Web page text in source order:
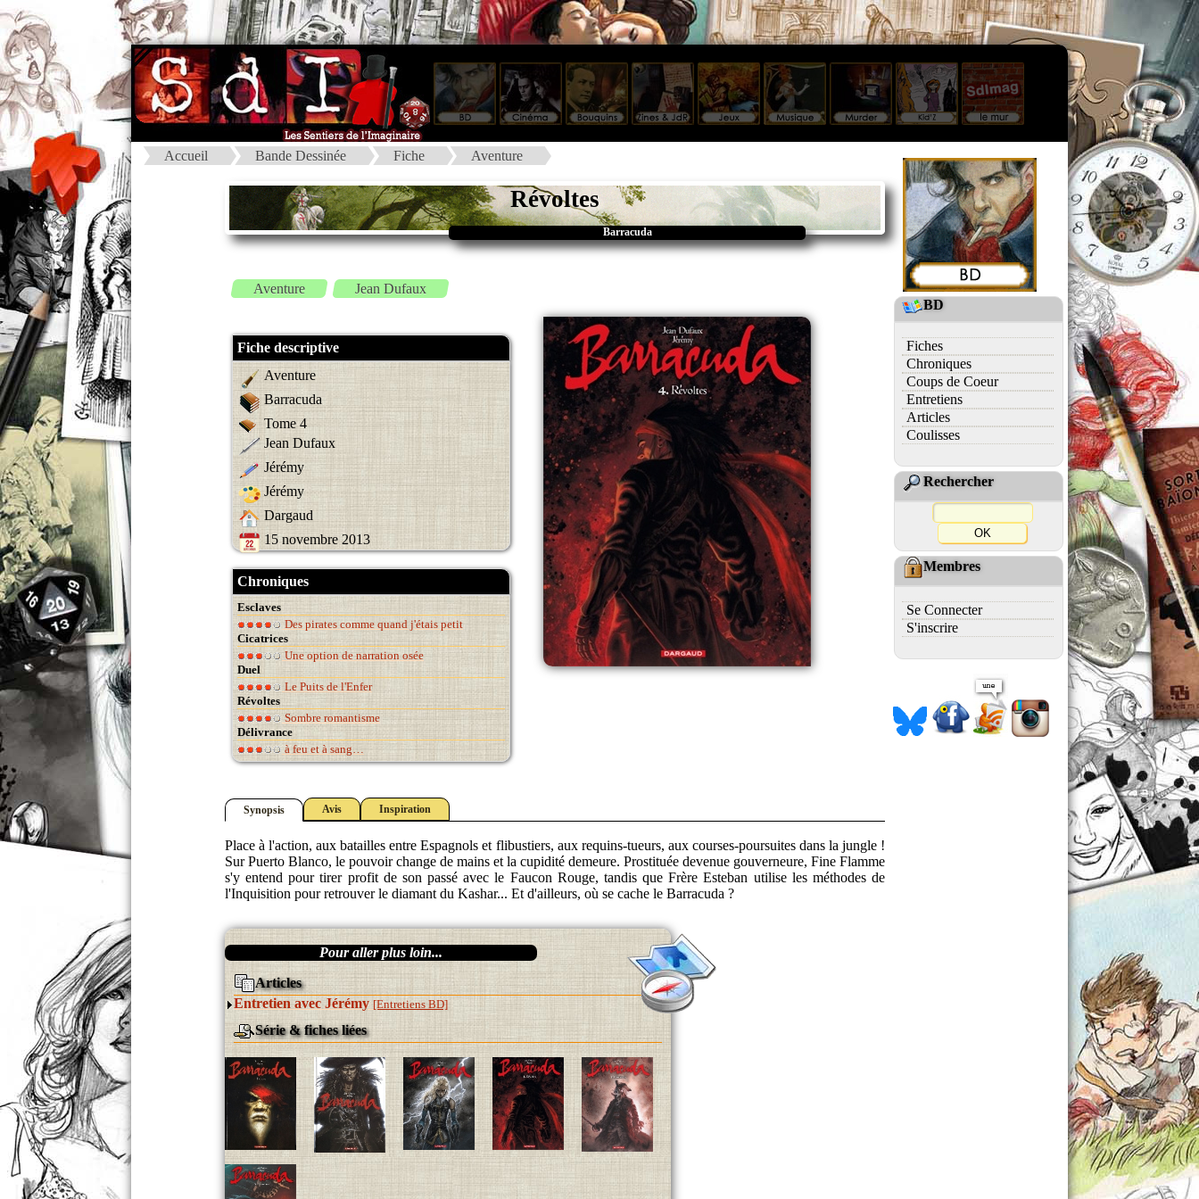
Accueil Bande Dessinée Fiche Aventure
Révoltes
Barracuda
Aventure Jean Dufaux
Fiche descriptive
Aventure
Barracuda
Tome 4
Jean Dufaux
Jérémy
Jérémy
Dargaud
15 novembre 2013
Chroniques
Esclaves
Des pirates comme quand j'étais petit
Cicatrices
Une option de narration osée
Duel
Le Puits de l'Enfer
Révoltes
Sombre romantisme
Délivrance
à feu et à sang…
Synopsis Avis Inspiration
Place à l'action, aux batailles entre Espagnols et flibustiers, aux requins-tueurs, aux courses-poursuites dans la jungle !
Sur Puerto Blanco, le pouvoir change de mains et la cupidité demeure. Prostituée devenue gouverneure, Fine Flamme
s'y entend pour tirer profit de son passé avec le Faucon Rouge, tandis que Frère Esteban utilise les méthodes de
l'Inquisition pour retrouver le diamant du Kashar... Et d'ailleurs, où se cache le Barracuda ?
Pour aller plus loin...
Articles
Entretien avec Jérémy [Entretiens BD]
Série & fiches liées
BD
Fiches
Chroniques
Coups de Coeur
Entretiens
Articles
Coulisses
Rechercher
Membres
Se Connecter
S'inscrire